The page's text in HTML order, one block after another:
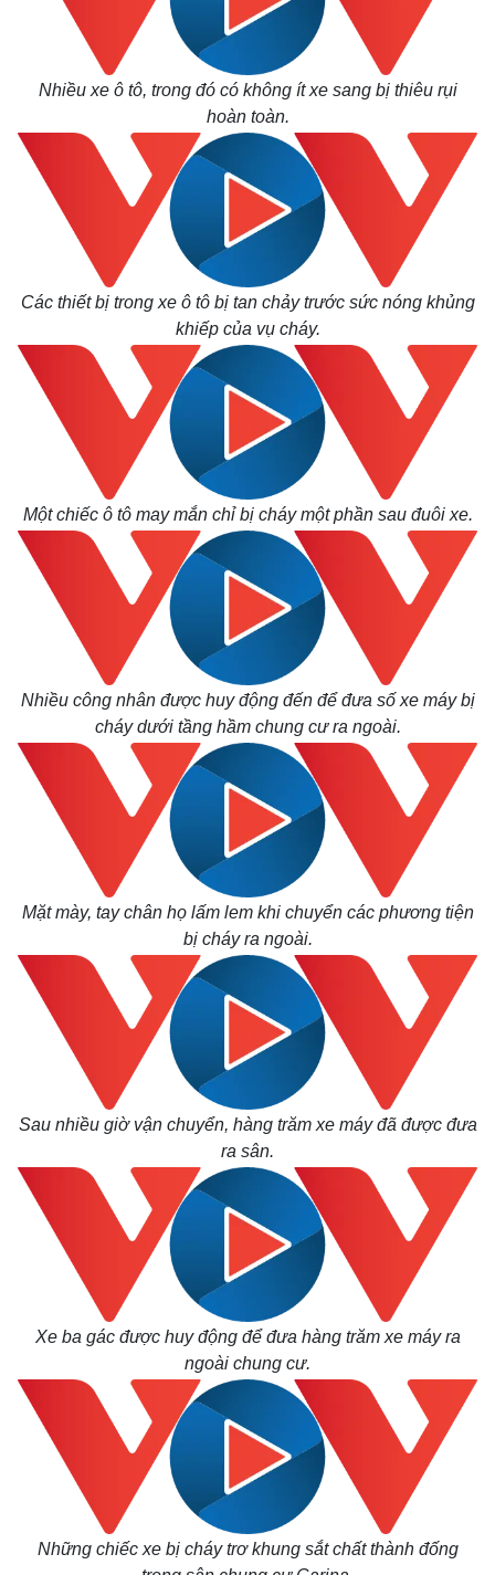
Bất động sản
Thị trường
Giá vàng
Tiêu dùng
Tỷ giá
Chứng khoán
Giá cà phê
Nhiều xe ô tô, trong đó có không ít xe sang bị thiêu rụi
hoàn toàn.
Các thiết bị trong xe ô tô bị tan chảy trước sức nóng khủng
khiếp của vụ cháy.
Một chiếc ô tô may mắn chỉ bị cháy một phần sau đuôi xe.
Nhiều công nhân được huy động đến để đưa số xe máy bị
cháy dưới tầng hầm chung cư ra ngoài.
Mặt mày, tay chân họ lấm lem khi chuyển các phương tiện
bị cháy ra ngoài.
Sau nhiều giờ vận chuyển, hàng trăm xe máy đã được đưa
ra sân.
Xe ba gác được huy động để đưa hàng trăm xe máy ra
ngoài chung cư.
Những chiếc xe bị cháy trơ khung sắt chất thành đống